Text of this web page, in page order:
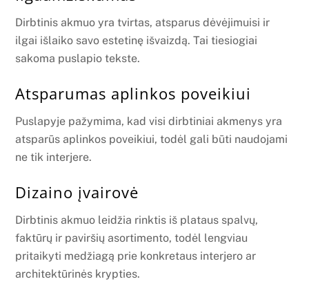
Dirbtinis akmuo yra tvirtas, atsparus dėvėjimuisi ir
ilgai išlaiko savo estetinę išvaizdą. Tai tiesiogiai
sakoma puslapio tekste.
Atsparumas aplinkos poveikiui
Puslapyje pažymima, kad visi dirbtiniai akmenys yra
atsparūs aplinkos poveikiui, todėl gali būti naudojami
ne tik interjere.
Dizaino įvairovė
Dirbtinis akmuo leidžia rinktis iš plataus spalvų,
faktūrų ir paviršių asortimento, todėl lengviau
pritaikyti medžiagą prie konkretaus interjero ar
architektūrinės krypties.